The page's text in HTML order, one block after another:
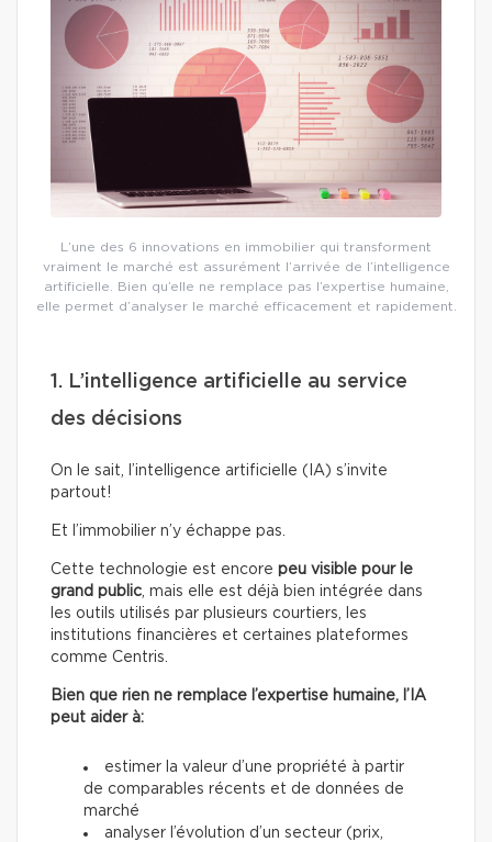
L’une des 6 innovations en immobilier qui transforment
vraiment le marché est assurément l’arrivée de l’intelligence
artificielle. Bien qu’elle ne remplace pas l’expertise humaine,
elle permet d’analyser le marché efficacement et rapidement.
1. L’intelligence artificielle au service
des décisions
On le sait, l’intelligence artificielle (IA) s’invite
partout!
Et l’immobilier n’y échappe pas.
Cette technologie est encore peu visible pour le
grand public , mais elle est déjà bien intégrée dans
les outils utilisés par plusieurs courtiers, les
institutions financières et certaines plateformes
comme Centris.
Bien que rien ne remplace l’expertise humaine, l’IA
peut aider à:
estimer la valeur d’une propriété à partir
de comparables récents et de données de
marché
analyser l’évolution d’un secteur (prix,